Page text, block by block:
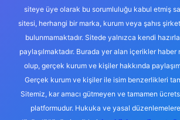
siteye üye olarak bu sorumluluğu kabul etmiş
sitesi, herhangi bir marka, kurum veya şahıs
bulunmamaktadır. Sitede yalnızca kendi
paylaşılmaktadır. Burada yer alan içerikler haber
olup, gerçek kurum ve kişiler hakkında
Gerçek kurum ve kişiler ile isim benzerlikleri
Sitemiz, kar amacı gütmeyen ve tamamen
platformudur. Hukuka ve yasal düzenlemelere